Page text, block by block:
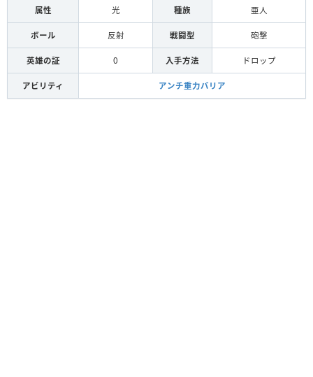
属性 光 種族 亜人
ボール 反射 戦闘型 砲撃
英雄の証 0 入手方法 ドロップ
アビリティ アンチ重力バリア